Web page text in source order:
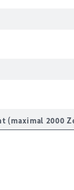
(maximal 2000